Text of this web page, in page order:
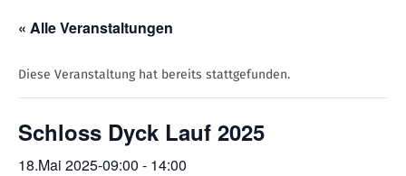
o
« Alle Veranstaltungen
Diese Veranstaltung hat bereits stattgefunden.
Schloss Dyck Lauf 2025
18.Mai 2025-09:00 - 14:00